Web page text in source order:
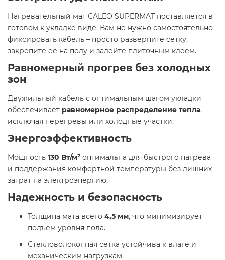
Нагревательный мат CALEO SUPERMAT поставляется в
готовом к укладке виде. Вам не нужно самостоятельно
фиксировать кабель – просто разверните сетку,
закрепите ее на полу и залейте плиточным клеем.
Равномерный прогрев без холодных
зон
Двужильный кабель с оптимальным шагом укладки
обеспечивает равномерное распределение тепла,
исключая перегревы или холодные участки.
Энергоэффективность
Мощность 130 Вт/м² оптимальна для быстрого нагрева
и поддержания комфортной температуры без лишних
затрат на электроэнергию.
Надежность и безопасность
Толщина мата всего 4,5 мм, что минимизирует
подъем уровня пола.
Стекловолоконная сетка устойчива к влаге и
механическим нагрузкам.